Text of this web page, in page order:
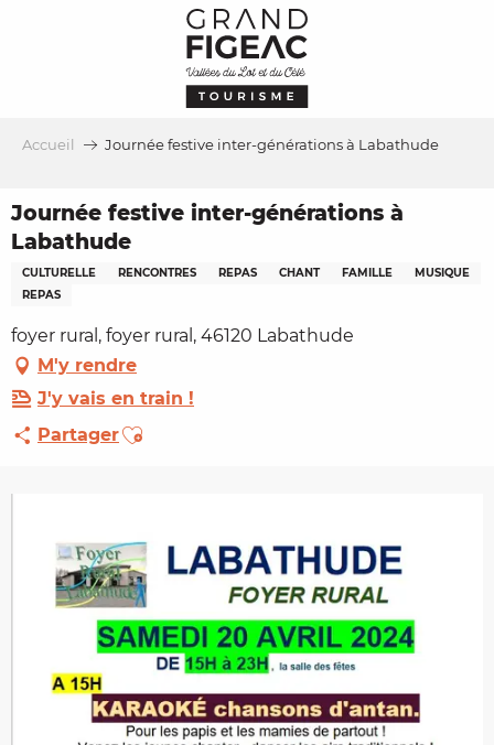
Accueil Journée festive inter-générations à Labathude
Journée festive inter-générations à
Labathude
CULTURELLE RENCONTRES REPAS CHANT FAMILLE
MUSIQUE
REPAS
foyer rural, foyer rural, 46120 Labathude
M'y rendre
J'y vais en train !
PartagerAjouter aux favoris